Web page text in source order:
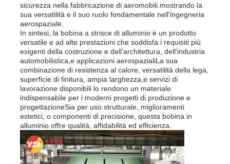
sicurezza nella fabbricazione di aeromobili.mostrando la
sua versatilità e il suo ruolo fondamentale nell'ingegneria
aerospaziale.
In sintesi, la bobina a strisce di alluminio è un prodotto
versatile e ad alte prestazioni che soddisfa i requisiti più
esigenti della costruzione e dell'architettura, dell'industria
automobilistica,e applicazioni aerospazialiLa sua
combinazione di resistenza al calore, versatilità della lega,
superficie di finitura, ampia larghezza,e servizi di
lavorazione disponibili lo rendono un materiale
indispensabile per i moderni progetti di produzione e
progettazioneSia per uso strutturale, miglioramenti
estetici, o componenti di precisione, questa bobina in
alluminio offre qualità, affidabilità ed efficienza.